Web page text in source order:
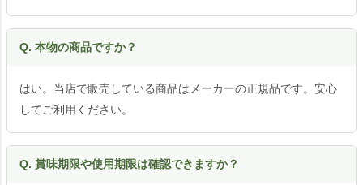
Q. 本物の商品ですか？
はい。当店で販売している商品はメーカーの正規品です。安心
してご利用ください。
Q. 賞味期限や使用期限は確認できますか？